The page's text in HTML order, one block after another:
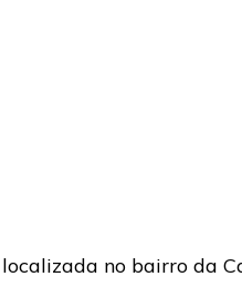
no bairro da